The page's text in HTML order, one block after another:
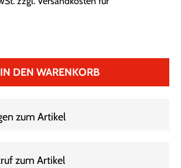
IN DEN WARENKORB
zum Artikel
zum Artikel